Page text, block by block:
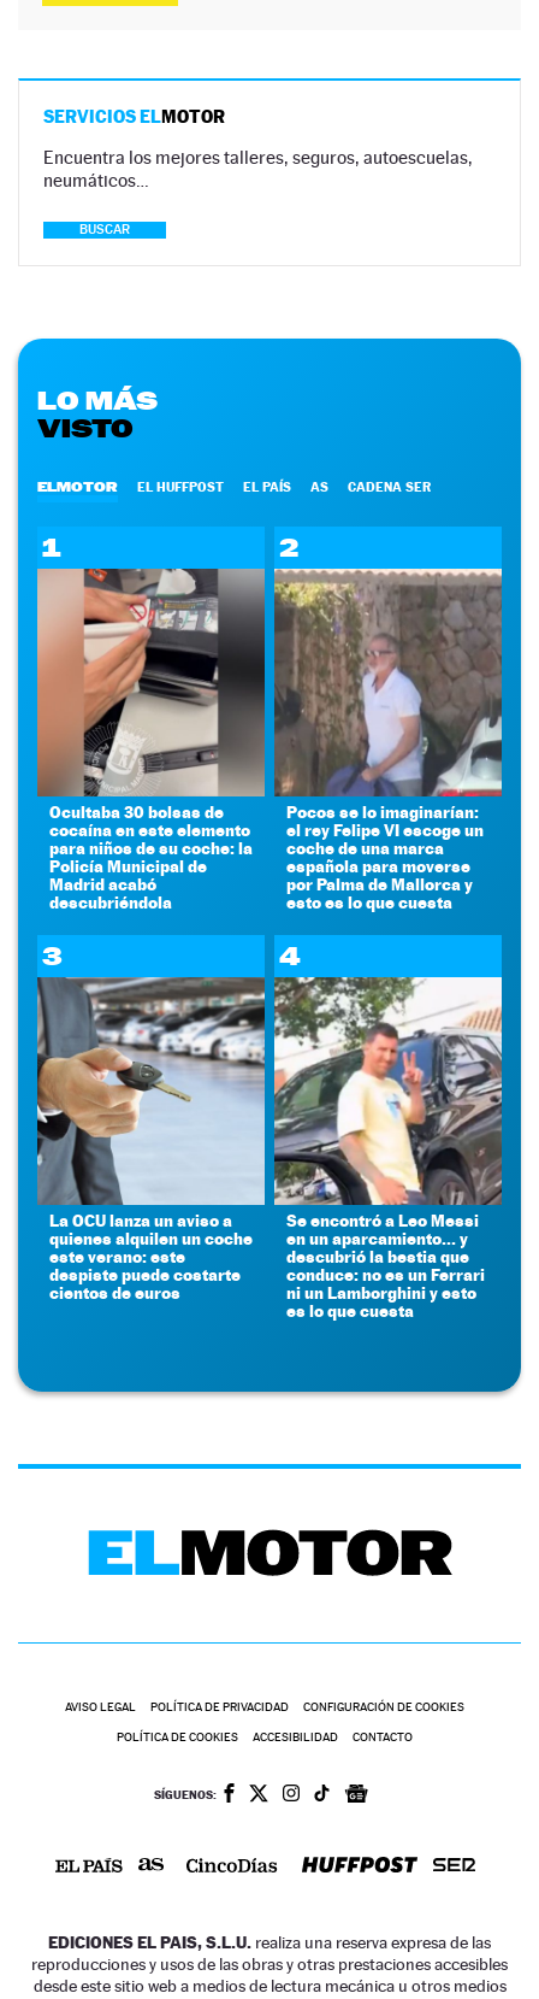
SERVICIOS ELMOTOR
Encuentra los mejores talleres, seguros, autoescuelas,
neumáticos…
BUSCAR
LO MÁS
VISTO
ELMOTOR EL HUFFPOST EL PAÍS AS CADENA SER
1
Ocultaba 30 bolsas de
cocaína en este elemento
para niños de su coche: la
Policía Municipal de
Madrid acabó
descubriéndola
2
Pocos se lo imaginarían:
el rey Felipe VI escoge un
coche de una marca
española para moverse
por Palma de Mallorca y
esto es lo que cuesta
3
La OCU lanza un aviso a
quienes alquilen un coche
este verano: este
despiste puede costarte
cientos de euros
4
Se encontró a Leo Messi
en un aparcamiento... y
descubrió la bestia que
conduce: no es un Ferrari
ni un Lamborghini y esto
es lo que cuesta
AVISO LEGAL POLÍTICA DE PRIVACIDAD CONFIGURACIÓN DE COOKIES
POLÍTICA DE COOKIES ACCESIBILIDAD CONTACTO
SÍGUENOS:
EDICIONES EL PAIS, S.L.U. realiza una reserva expresa de las
reproducciones y usos de las obras y otras prestaciones accesibles
desde este sitio web a medios de lectura mecánica u otros medios